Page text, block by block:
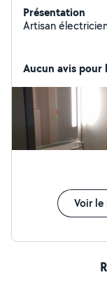
Présentation
Artisan
Aucun avis pour
Voir